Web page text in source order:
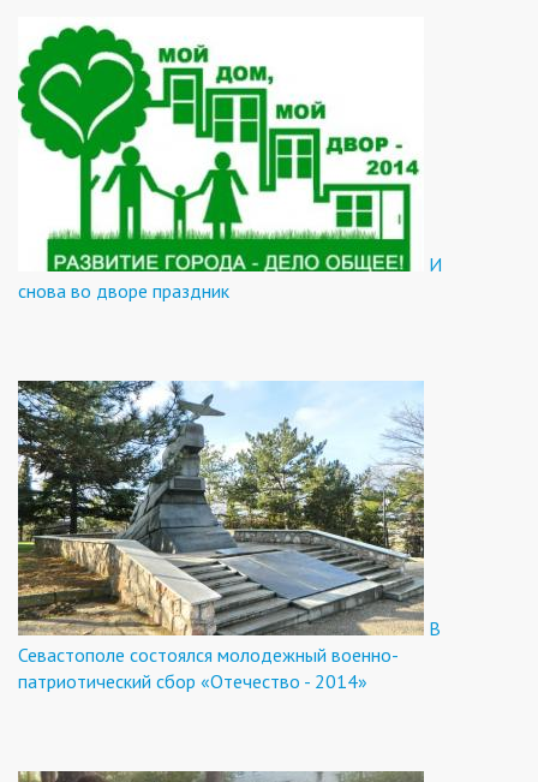
И
снова во дворе праздник
В
Севастополе состоялся молодежный военно-
патриотический сбор «Отечество - 2014»